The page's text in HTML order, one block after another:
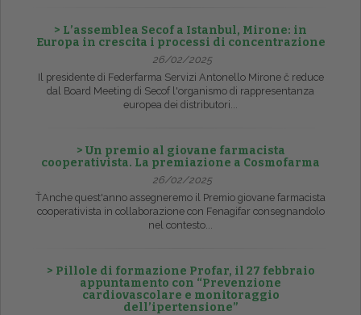
> L’assemblea Secof a Istanbul, Mirone: in
Europa in crescita i processi di concentrazione
26/02/2025
Il presidente di Federfarma Servizi Antonello Mirone č reduce
dal Board Meeting di Secof l'organismo di rappresentanza
europea dei distributori...
> Un premio al giovane farmacista
cooperativista. La premiazione a Cosmofarma
26/02/2025
ŤAnche quest'anno assegneremo il Premio giovane farmacista
cooperativista in collaborazione con Fenagifar consegnandolo
nel contesto...
> Pillole di formazione Profar, il 27 febbraio
appuntamento con “Prevenzione
cardiovascolare e monitoraggio
dell’ipertensione”